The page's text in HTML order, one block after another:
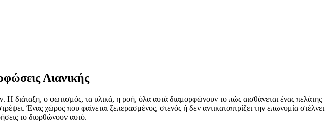
Λιανικής
Η διάταξη, ο φωτισμός, τα υλικά, η ροή, όλα αυτά διαμορφώνουν το πώς αισθάνεται ένας πελάτης
Ένας χώρος που φαίνεται ξεπερασμένος, στενός ή δεν αντικατοπτρίζει την επωνυμία στέλνει
το διορθώνουν αυτό.